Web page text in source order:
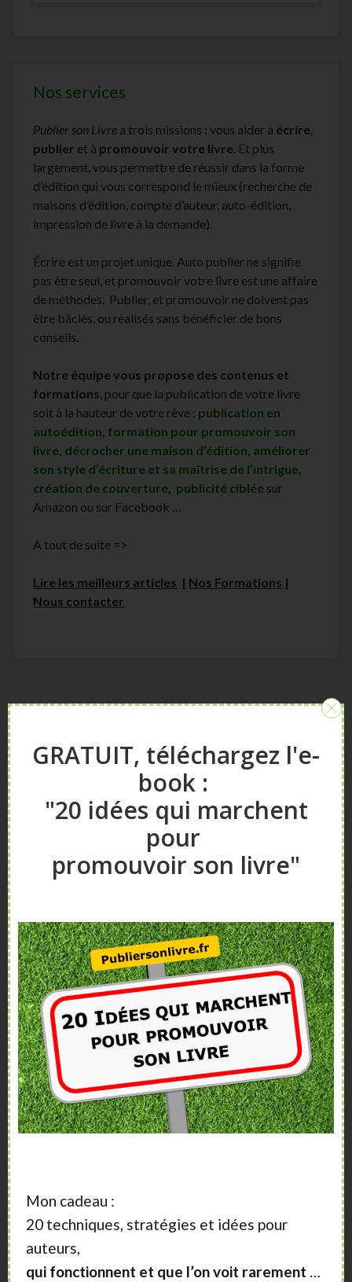
Nos services
Publier son Livre a trois missions : vous aider à écrire,
publier et à promouvoir votre livre. Et plus
largement, vous permettre de réussir dans la forme
d’édition qui vous correspond le mieux (recherche de
maisons d’édition, compte d’auteur, auto-édition,
impression de livre à la demande).
Écrire est un projet unique. Auto publier ne signifie
pas être seul, et promouvoir votre livre est une affaire
de méthodes. Publier, et promouvoir ne doivent pas
être bâclés, ou réalisés sans bénéficier de bons
conseils.
Notre équipe vous propose des contenus et
formations, pour que la publication de votre livre
soit à la hauteur de votre rêve : publication en
autoédition, formation pour promouvoir son
livre, décrocher une maison d’édition, améliorer
son style d’écriture et sa maîtrise de l’intrigue,
création de couverture, publicité ciblée sur
Amazon ou sur Facebook …
A tout de suite =>
Lire les meilleurs articles | Nos Formations |
Nous contacter
Sidebar
Vous aimeriez vendre plus de livres ?
Vous souhaitez publier un livre ?
Nos articles, vidéos et formations vont vous
GRATUIT, téléchargez l'e-
book :
"20 idées qui marchent
pour
promouvoir son livre"
Mon cadeau :
20 techniques, stratégies et idées pour
auteurs,
qui fonctionnent et que l’on voit rarement …